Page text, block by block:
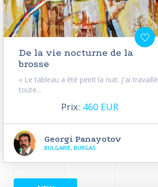
De la vie nocturne de la
brosse
« Le tableau a été peint la nuit. J'ai travaillé
toute...
Prix: 460 EUR
Georgi Panayotov
BULGARIE, BURGAS